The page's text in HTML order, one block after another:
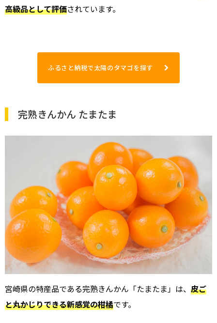
高級品として評価されています。
ふるさと納税で太陽のタマゴを探す
完熟きんかん たまたま
宮崎県の特産品である完熟きんかん「たまたま」は、 皮ご
と丸かじりできる新感覚の柑橘です。